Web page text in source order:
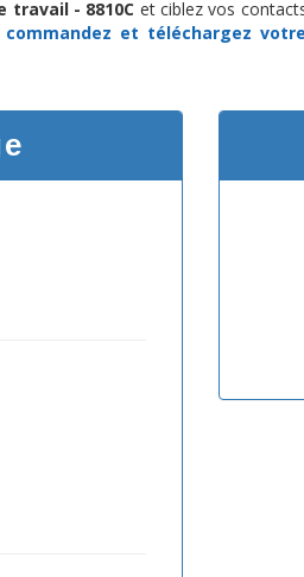
travail - 8810C et ciblez vos
commandez et téléchargez